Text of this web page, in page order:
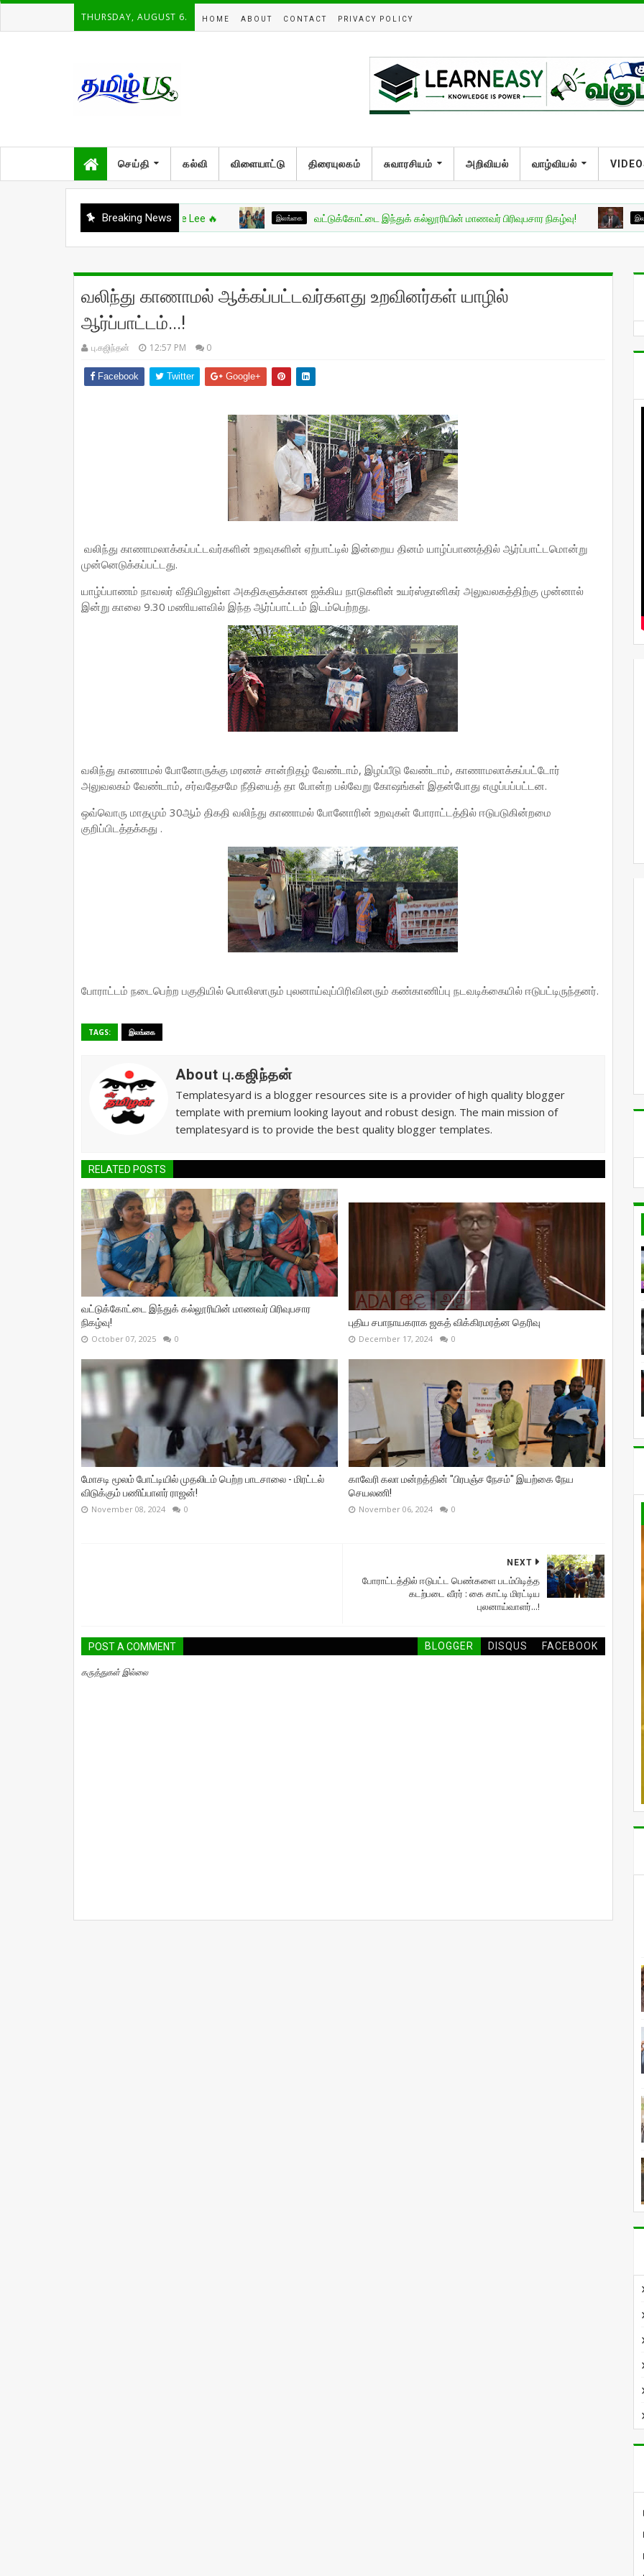
THURSDAY, AUGUST 6. HOME ABOUT CONTACT PRIVACY POLICY
செய்தி கல்வி விளையாட்டு திரையுலகம் சுவாரசியம் அறிவியல் வாழ்வியல்
Breaking News இலங்கை வட்டுக்கோட்டை இந்துக் கல்லூரியின் மாணவர் பிரிவுபசார நிகழ்வு! இலங்கை
வலிந்து காணாமல் ஆக்கப்பட்டவர்களது உறவினர்கள் யாழில்
ஆர்ப்பாட்டம்...!
பு.கஜிந்தன் 12:57 PM 0
Facebook Twitter Google+
வலிந்து காணாமலாக்கப்பட்டவர்களின் உறவுகளின் ஏற்பாட்டில் இன்றைய தினம் யாழ்ப்பாணத்தில் ஆர்ப்பாட்டமொன்று
முன்னெடுக்கப்பட்டது.
யாழ்ப்பாணம் நாவலர் வீதியிலுள்ள அகதிகளுக்கான ஐக்கிய நாடுகளின் உயர்ஸ்தானிகர் அலுவலகத்திற்கு முன்னால்
இன்று காலை 9.30 மணியளவில் இந்த ஆர்ப்பாட்டம் இடம்பெற்றது.
வலிந்து காணாமல் போனோருக்கு மரணச் சான்றிதழ் வேண்டாம், இழப்பீடு வேண்டாம், காணாமலாக்கப்பட்டோர்
அலுவலகம் வேண்டாம், சர்வதேசமே நீதியைத் தா போன்ற பல்வேறு கோஷங்கள் இதன்போது எழுப்பப்பட்டன.
ஒவ்வொரு மாதமும் 30ஆம் திகதி வலிந்து காணாமல் போனோரின் உறவுகள் போராட்டத்தில் ஈடுபடுகின்றமை
குறிப்பிடத்தக்கது .
போராட்டம் நடைபெற்ற பகுதியில் பொலிஸாரும் புலனாய்வுப்பிரிவினரும் கண்காணிப்பு நடவடிக்கையில் ஈடுபட்டிருந்தனர்.
TAGS: இலங்கை
About பு.கஜிந்தன்
Templatesyard is a blogger resources site is a provider of high quality blogger
template with premium looking layout and robust design. The main mission of
templatesyard is to provide the best quality blogger templates.
RELATED POSTS
வட்டுக்கோட்டை இந்துக் கல்லூரியின் மாணவர் பிரிவுபசார
நிகழ்வு!
October 07, 2025 0
புதிய சபாநாயகராக ஜகத் விக்கிரமரத்ன தெரிவு
December 17, 2024 0
மோசடி மூலம் போட்டியில் முதலிடம் பெற்ற பாடசாலை - மிரட்டல்
விடுக்கும் பணிப்பாளர் ராஜன்!
November 08, 2024 0
காவேரி கலா மன்றத்தின் "பிரபஞ்ச நேசம்" இயற்கை நேய
செயலணி!
November 06, 2024 0
NEXT
போராட்டத்தில் ஈடுபட்ட பெண்களை படம்பிடித்த
கடற்படை வீரர் : கை காட்டி மிரட்டிய
புலனாய்வாளர்...!
POST A COMMENT BLOGGER DISQUS FACEBOOK
கருத்துகள் இல்லை